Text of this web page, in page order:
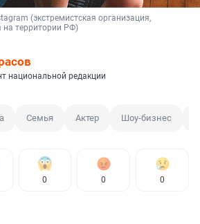
(экстремистская организация,
на территории РФ)
национальной редакции
Семья Актер Шоу-бизнес
0 0 0